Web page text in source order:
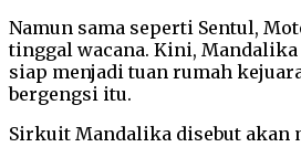
Namun sama seperti Sentul,
tinggal wacana. Kini,
siap menjadi tuan rumah
bergengsi itu.
Sirkuit Mandalika disebut